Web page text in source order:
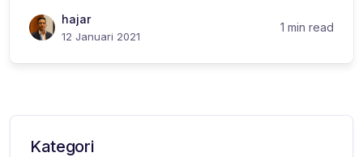
hajar
12 Januari 2021
1 min read
Kategori